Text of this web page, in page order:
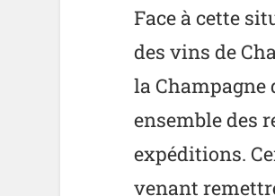
Face à cette
des vins de
la
ensemble des
expéditions.
venant